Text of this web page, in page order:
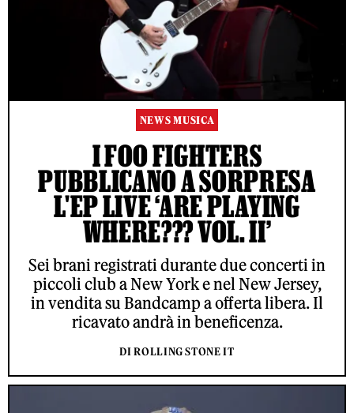
NEWS MUSICA
I FOO FIGHTERS
PUBBLICANO A SORPRESA
L'EP LIVE ‘ARE PLAYING
WHERE??? VOL. II’
Sei brani registrati durante due concerti in
piccoli club a New York e nel New Jersey,
in vendita su Bandcamp a offerta libera. Il
ricavato andrà in beneficenza.
DI ROLLING STONE IT